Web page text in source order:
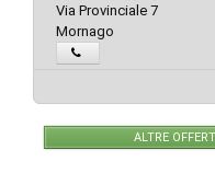
Via Provinciale 7
Mornago
ALTRE